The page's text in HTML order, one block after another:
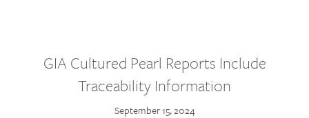
GIA Cultured Pearl Reports Include
Traceability Information
September 15, 2024